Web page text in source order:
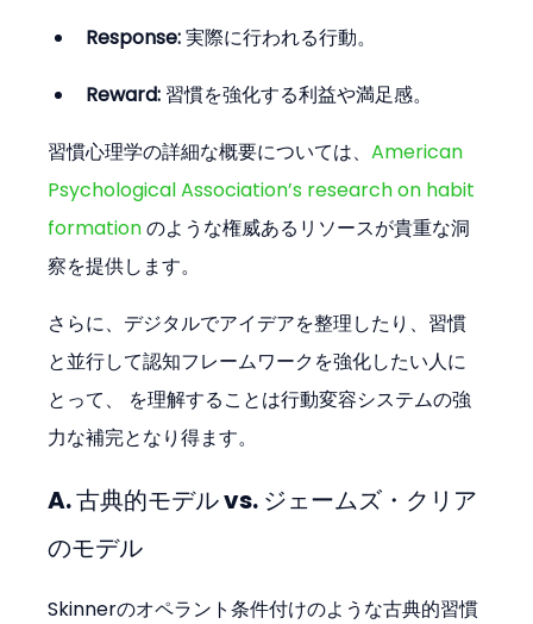
Response: 実際に行われる行動。
Reward: 習慣を強化する利益や満足感。
習慣心理学の詳細な概要については、American
Psychological Association’s research on habit
formation のような権威あるリソースが貴重な洞
察を提供します。
さらに、デジタルでアイデアを整理したり、習慣
と並行して認知フレームワークを強化したい人に
とって、 を理解することは行動変容システムの強
力な補完となり得ます。
A. 古典的モデル vs. ジェームズ・クリア
のモデル
Skinnerのオペラント条件付けのような古典的習慣